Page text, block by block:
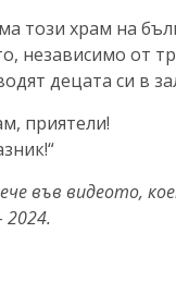
този храм на
независимо от
децата си в
приятели!
във видеото,
2024.